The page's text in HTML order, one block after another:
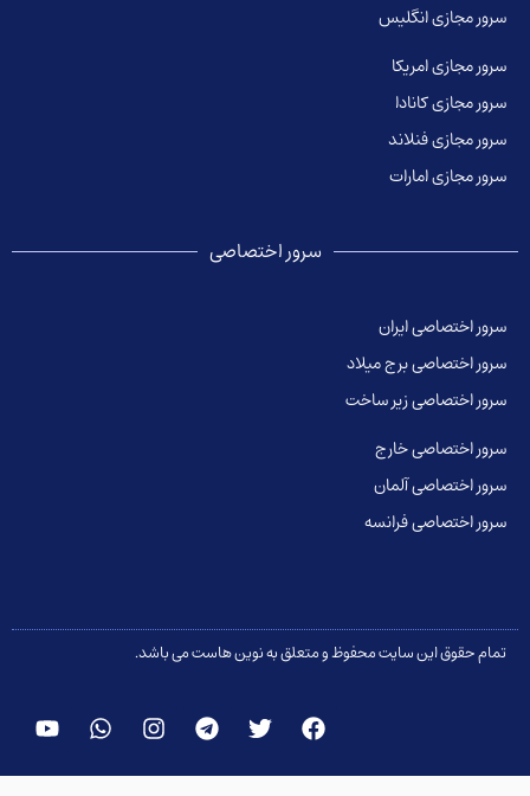
سرور مجازی انگلیس
سرور مجازی امریکا
سرور مجازی کانادا
سرور مجازی فنلاند
سرور مجازی امارات
سرور اختصاصی
سرور اختصاصی ایران
سرور اختصاصی برج میلاد
سرور اختصاصی زیر ساخت
سرور اختصاصی خارج
سرور اختصاصی آلمان
سرور اختصاصی فرانسه
تمام حقوق این سایت محفوظ و متعلق به نوین هاست می باشد.